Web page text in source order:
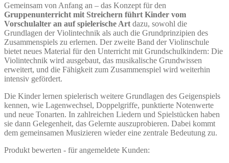
Gemeinsam von Anfang an – das Konzept für den
Gruppenunterricht mit Streichern führt Kinder vom
Vorschulalter an auf spielerische Art dazu, sowohl die
Grundlagen der Violintechnik als auch die Grundprinzipien des
Zusammenspiels zu erlernen. Der zweite Band der Violinschule
bietet neues Material für den Unterricht mit Grundschulkindern: Die
Violintechnik wird ausgebaut, das musikalische Grundwissen
erweitert, und die Fähigkeit zum Zusammenspiel wird weiterhin
intensiv gefördert.
Die Kinder lernen spielerisch weitere Grundlagen des Geigenspiels
kennen, wie Lagenwechsel, Doppelgriffe, punktierte Notenwerte
und neue Tonarten. In zahlreichen Liedern und Spielstücken haben
sie dann Gelegenheit, das Gelernte auszuprobieren. Dabei kommt
dem gemeinsamen Musizieren wieder eine zentrale Bedeutung zu.
Produkt bewerten - für angemeldete Kunden: